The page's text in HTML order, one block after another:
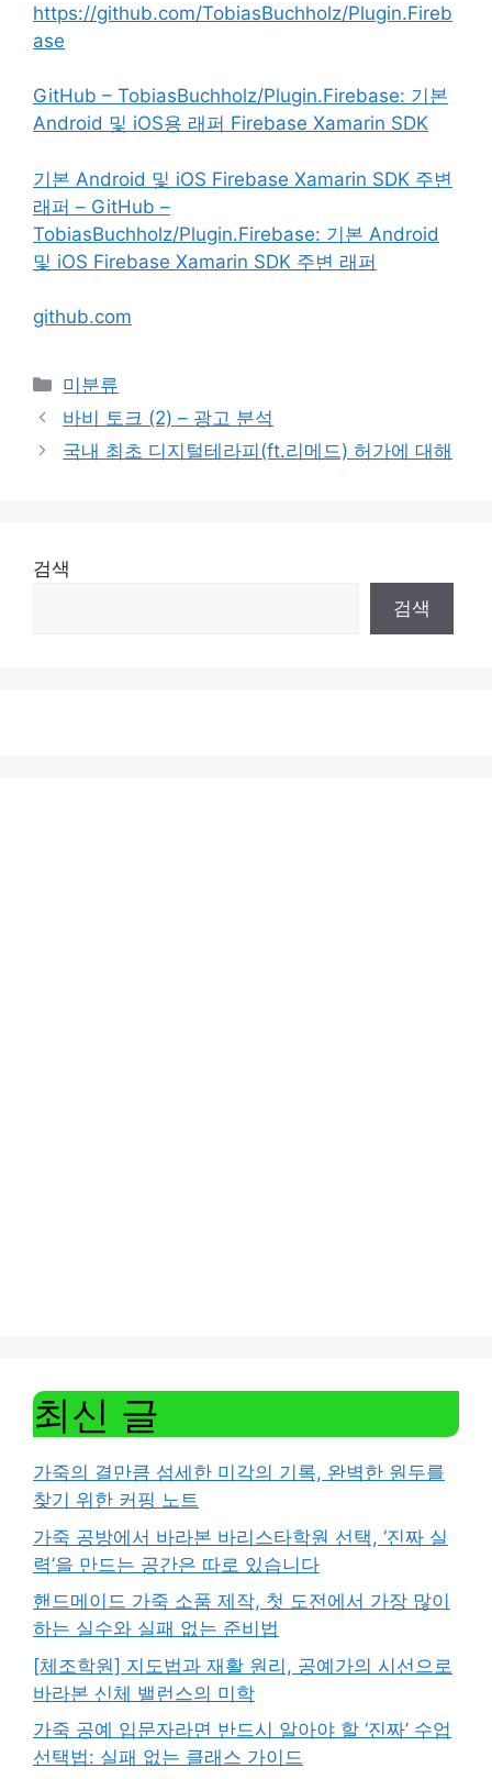
https://github.com/TobiasBuchholz/Plugin.Fireb
ase
GitHub – TobiasBuchholz/Plugin.Firebase: 기본
Android 및 iOS용 래퍼 Firebase Xamarin SDK
기본 Android 및 iOS Firebase Xamarin SDK 주변
래퍼 – GitHub –
TobiasBuchholz/Plugin.Firebase: 기본 Android
및 iOS Firebase Xamarin SDK 주변 래퍼
github.com
Categories
미분류
바비 토크 (2) – 광고 분석
국내 최초 디지털테라피(ft.리메드) 허가에 대해
검색
검색
최신 글
가죽의 결만큼 섬세한 미각의 기록, 완벽한 원두를
찾기 위한 커핑 노트
가죽 공방에서 바라본 바리스타학원 선택, ‘진짜 실
력’을 만드는 공간은 따로 있습니다
핸드메이드 가죽 소품 제작, 첫 도전에서 가장 많이
하는 실수와 실패 없는 준비법
[체조학원] 지도법과 재활 원리, 공예가의 시선으로
바라본 신체 밸런스의 미학
가죽 공예 입문자라면 반드시 알아야 할 ‘진짜’ 수업
선택법: 실패 없는 클래스 가이드